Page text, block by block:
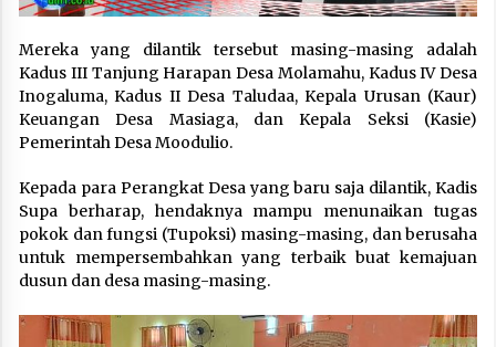
Mereka yang dilantik tersebut masing-masing adalah
Kadus III Tanjung Harapan Desa Molamahu, Kadus IV Desa
Inogaluma, Kadus II Desa Taludaa, Kepala Urusan (Kaur)
Keuangan Desa Masiaga, dan Kepala Seksi (Kasie)
Pemerintah Desa Moodulio.
Kepada para Perangkat Desa yang baru saja dilantik, Kadis
Supa berharap, hendaknya mampu menunaikan tugas
pokok dan fungsi (Tupoksi) masing-masing, dan berusaha
untuk mempersembahkan yang terbaik buat kemajuan
dusun dan desa masing-masing.